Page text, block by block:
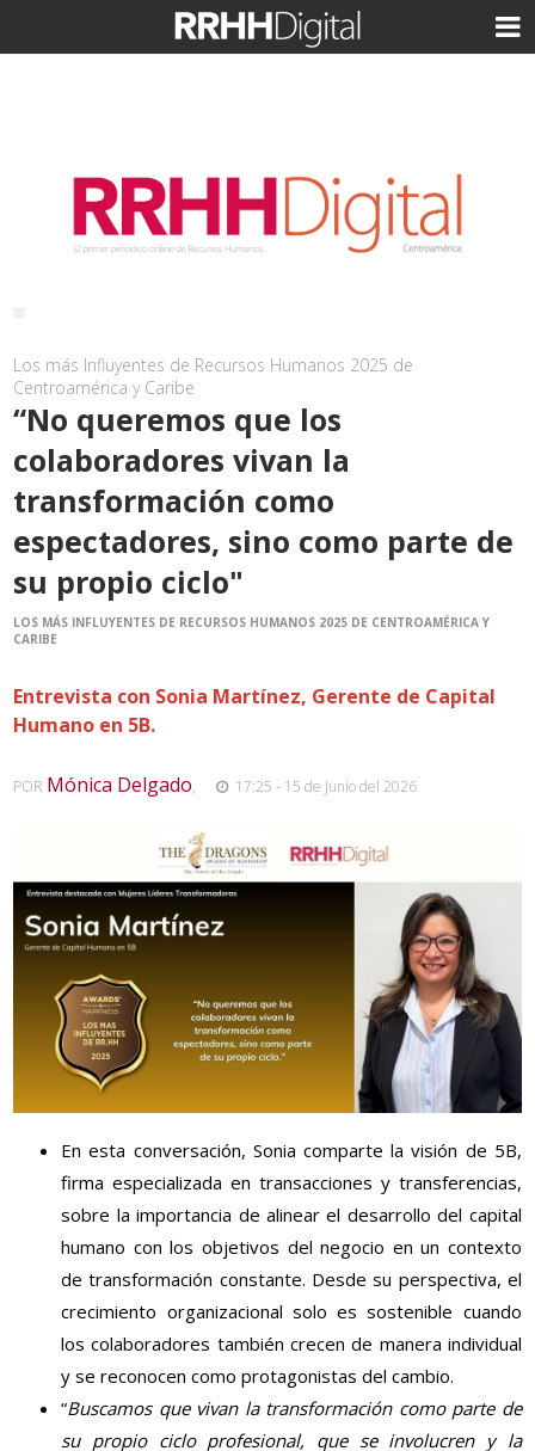
Los más Influyentes de Recursos Humanos 2025 de
Centroamérica y Caribe
“No queremos que los
colaboradores vivan la
transformación como
espectadores, sino como parte de
su propio ciclo"
LOS MÁS INFLUYENTES DE RECURSOS HUMANOS 2025 DE CENTROAMÉRICA Y
CARIBE
Entrevista con Sonia Martínez, Gerente de Capital
Humano en 5B.
POR Mónica Delgado, 17:25 - 15 de Junio del 2026
En esta conversación, Sonia comparte la visión de 5B,
firma especializada en transacciones y transferencias,
sobre la importancia de alinear el desarrollo del capital
humano con los objetivos del negocio en un contexto
de transformación constante. Desde su perspectiva, el
crecimiento organizacional solo es sostenible cuando
los colaboradores también crecen de manera individual
y se reconocen como protagonistas del cambio.
“Buscamos que vivan la transformación como parte de
su propio ciclo profesional, que se involucren y la